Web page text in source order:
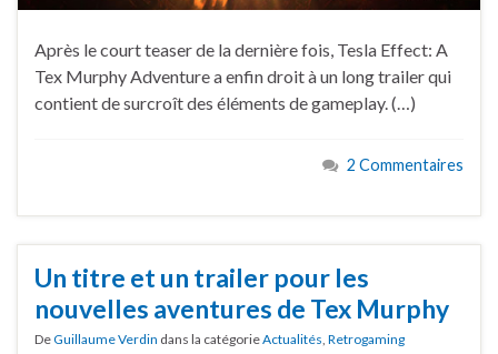
Après le court teaser de la dernière fois, Tesla Effect: A
Tex Murphy Adventure a enfin droit à un long trailer qui
contient de surcroît des éléments de gameplay. (…)
2 Commentaires
Un titre et un trailer pour les
nouvelles aventures de Tex Murphy
DeGuillaume Verdin dans la catégorieActualités Retrogaming